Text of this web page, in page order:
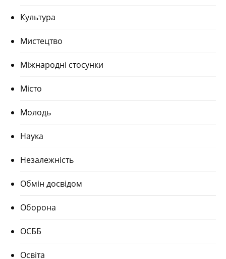
Культура
Мистецтво
Міжнародні стосунки
Місто
Молодь
Наука
Незалежність
Обмін досвідом
Оборона
ОСББ
Освіта